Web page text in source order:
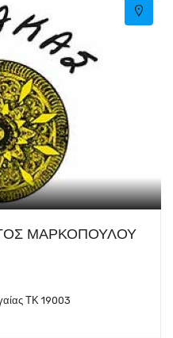
ΜΑΡΚΟΠΟΥΛΟΥ
ΤΚ 19003